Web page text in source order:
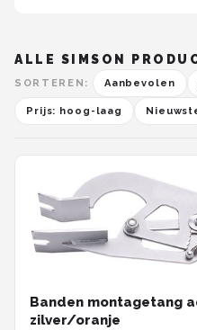
ALLE SIMSON
SORTEREN: Aanbevolen
Prijs: hoog-laag
Banden montagetang
zilver/oranje